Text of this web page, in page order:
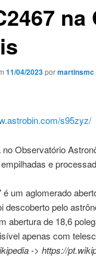
11/04/2023pormartinsmc
s95zyz/
no Observatório
e
é um aglomerado
descoberto pelo
abertura de 18,6
apenas com
-> https://